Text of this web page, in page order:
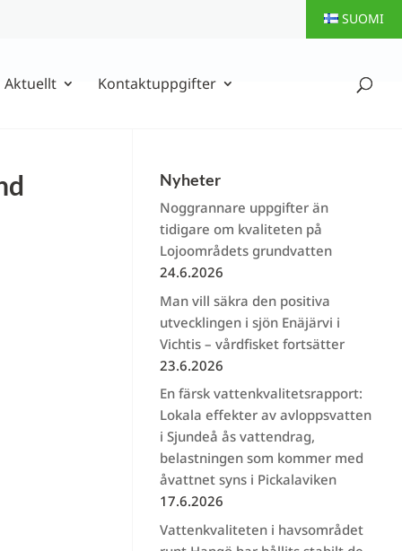
SUOMI
Aktuellt Kontaktuppgifter
Nyheter
Noggrannare uppgifter än
tidigare om kvaliteten på
Lojoområdets grundvatten
24.6.2026
Man vill säkra den positiva
utvecklingen i sjön Enäjärvi i
Vichtis – vårdfisket fortsätter
23.6.2026
En färsk vattenkvalitetsrapport:
Lokala effekter av avloppsvatten
i Sjundeå ås vattendrag,
belastningen som kommer med
åvattnet syns i Pickalaviken
17.6.2026
Vattenkvaliteten i havsområdet